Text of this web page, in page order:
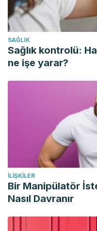
SAĞLIK
Sağlık kontrolü:
ne işe yarar?
İLIŞKILER
Bir Manipülatör
Nasıl Davranır